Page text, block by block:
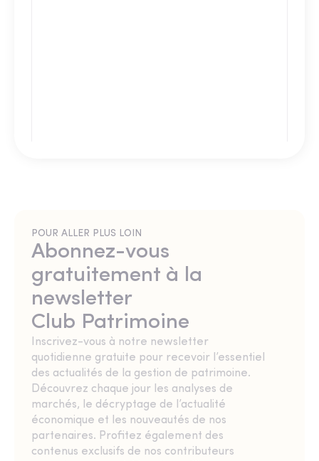
POUR ALLER PLUS LOIN
Abonnez-vous
gratuitement à la
newsletter
Club Patrimoine
Inscrivez-vous à notre newsletter
quotidienne gratuite pour recevoir l’essentiel
des actualités de la gestion de patrimoine.
Découvrez chaque jour les analyses de
marchés, le décryptage de l’actualité
économique et les nouveautés de nos
partenaires. Profitez également des
contenus exclusifs de nos contributeurs